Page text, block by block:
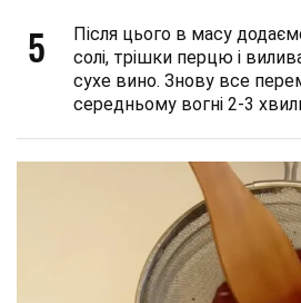
5
Після цього в масу
солі, трішки перцю і
сухе вино. Знову все
середньому вогні 2-3